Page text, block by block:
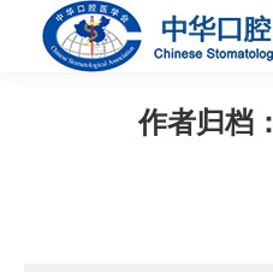
作者归档：